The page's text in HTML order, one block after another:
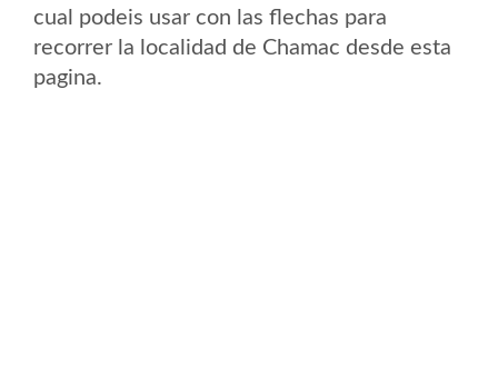
cual podeis usar con las flechas para
recorrer la localidad de Chamac desde esta
pagina.